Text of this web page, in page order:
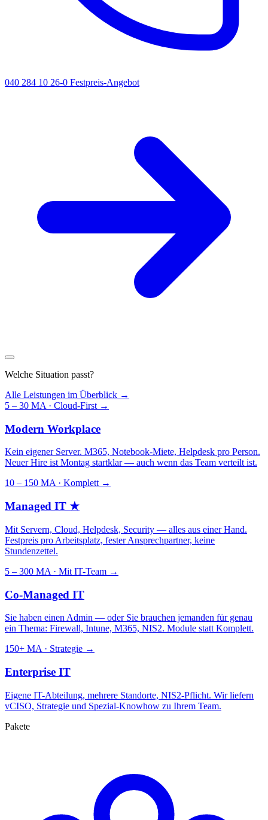
040 284 10 26-0 Festpreis-Angebot
Welche Situation passt?
Alle Leistungen im Überblick →
5 – 30 MA · Cloud-First →
Modern Workplace
Kein eigener Server. M365, Notebook-Miete, Helpdesk pro Person.
Neuer Hire ist Montag startklar — auch wenn das Team verteilt ist.
10 – 150 MA · Komplett →
Managed IT ★
Mit Servern, Cloud, Helpdesk, Security — alles aus einer Hand.
Festpreis pro Arbeitsplatz, fester Ansprechpartner, keine
Stundenzettel.
5 – 300 MA · Mit IT-Team →
Co-Managed IT
Sie haben einen Admin — oder Sie brauchen jemanden für genau
ein Thema: Firewall, Intune, M365, NIS2. Module statt Komplett.
150+ MA · Strategie →
Enterprise IT
Eigene IT-Abteilung, mehrere Standorte, NIS2-Pflicht. Wir liefern
vCISO, Strategie und Spezial-Knowhow zu Ihrem Team.
Pakete